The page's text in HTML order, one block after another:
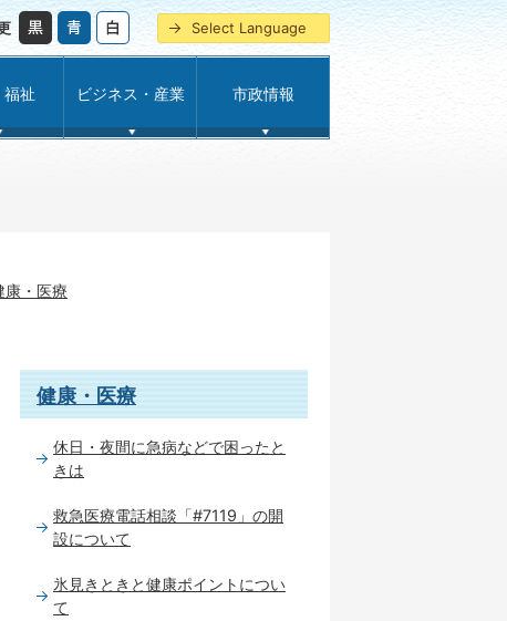
Select Language
福祉 ビジネス・産業 市政情報
康・医療
健康・医療
休日・夜間に急病などで困ったと
きは
救急医療電話相談「#7119」の開
設について
氷見きときと健康ポイントについ
て